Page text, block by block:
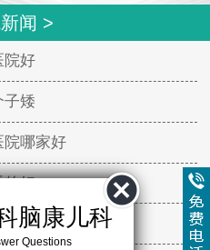
闻 >
院好
矮
哪家好
的好
迟缓？
脑康儿科
Questions